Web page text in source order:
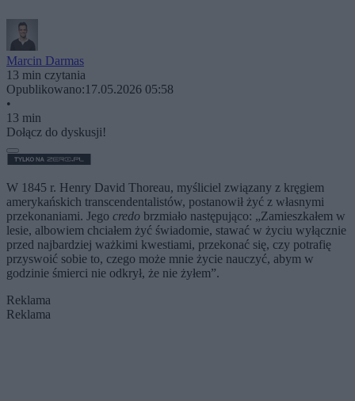
Marcin Darmas
13 min czytania
Opublikowano:17.05.2026 05:58
•
13 min
Dołącz do dyskusji!
W 1845 r. Henry David Thoreau, myśliciel związany z kręgiem
amerykańskich transcendentalistów, postanowił żyć z własnymi
przekonaniami. Jego credo brzmiało następująco: „Zamieszkałem w
lesie, albowiem chciałem żyć świadomie, stawać w życiu wyłącznie
przed najbardziej ważkimi kwestiami, przekonać się, czy potrafię
przyswoić sobie to, czego może mnie życie nauczyć, abym w
godzinie śmierci nie odkrył, że nie żyłem”.
Reklama
Reklama